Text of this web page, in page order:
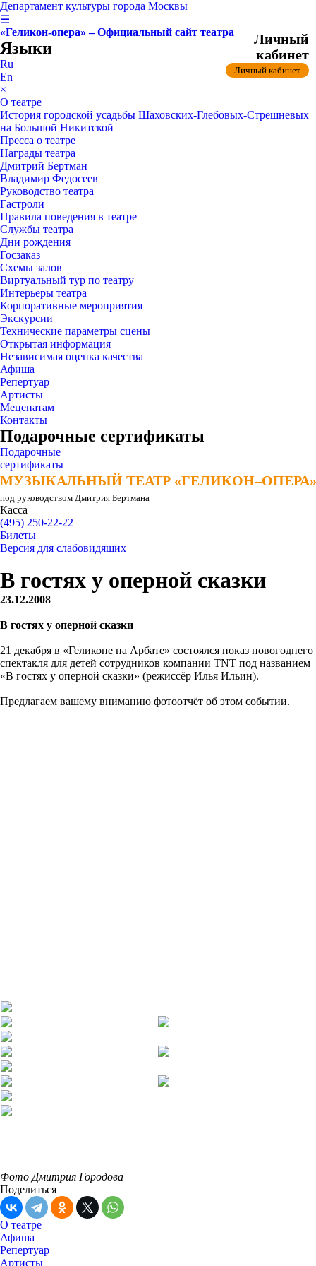
Департамент культуры города Москвы
☰
«Геликон-опера» – Официальный сайт театра
Языки
Ru
En
×
О театре
История городской усадьбы Шаховских-Глебовых-Стрешневых
на Большой Никитской
Пресса о театре
Награды театра
Дмитрий Бертман
Владимир Федосеев
Руководство театра
Гастроли
Правила поведения в театре
Службы театра
Дни рождения
Госзаказ
Схемы залов
Виртуальный тур по театру
Интерьеры театра
Корпоративные мероприятия
Экскурсии
Технические параметры сцены
Открытая информация
Независимая оценка качества
Афиша
Репертуар
Артисты
Меценатам
Контакты
Подарочные сертификаты
Подарочные
сертификаты
МУЗЫКАЛЬНЫЙ ТЕАТР «ГЕЛИКОН–ОПЕРА»
МУЗЫКАЛЬНЫЙ ТЕАТР «ГЕЛИКОН–ОПЕРА»
под руководством Дмитрия Бертмана
Касса
(495) 250-22-22
Личный
кабинет
Личный кабинет
Билеты
Версия для слабовидящих
В гостях у оперной сказки
23.12.2008
В гостях у оперной сказки
21 декабря в «Геликоне на Арбате» состоялся показ новогоднего
спектакля для детей сотрудников компании TNT под названием
«В гостях у оперной сказки» (режиссёр Илья Ильин).
Предлагаем вашему вниманию фотоотчёт об этом событии.
Фото Дмитрия Городова
Поделиться
О театре
Афиша
Репертуар
Артисты